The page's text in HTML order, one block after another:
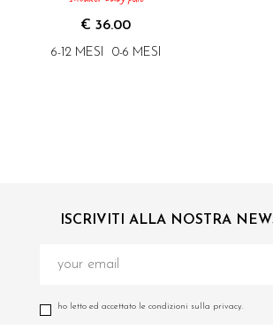
€ 36.00
6-12 MESI 0-6 MESI
ISCRIVITI ALLA NOSTRA
ho letto ed accettato le condizioni sulla privacy.